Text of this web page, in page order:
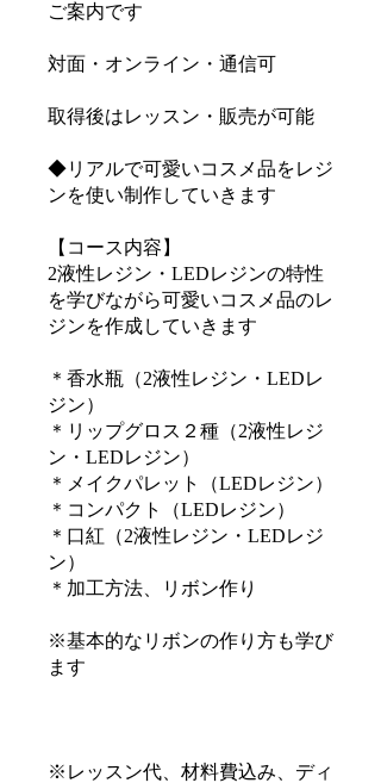
ご案内です
​対面・オンライン・通信可
取得後はレッスン・販売が可能
◆リアルで可愛いコスメ品をレジ
ンを使い制作していきます
【コース内容】
2液性レジン・LEDレジンの特性
を学びながら可愛いコスメ品のレ
ジンを作成していきます
＊香水瓶（2液性レジン・LEDレ
ジン）
＊リップグロス２種（2液性レジ
ン・LEDレジン）
＊メイクパレット（LEDレジン）
＊コンパクト（LEDレジン）
＊口紅（2液性レジン・LEDレジ
ン）
＊加工方法、リボン作り
※基本的なリボンの作り方も学び
ます
※レッスン代、材料費込み、ディ